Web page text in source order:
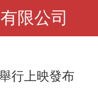
限公司
行上映發布